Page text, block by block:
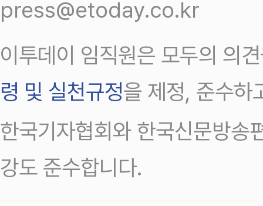
press@etoday.co.kr
이투데이 임직원은 모두의 의
령 및 실천규정을 제정, 준수하
한국기자협회와 한국신문방송
강도 준수합니다.